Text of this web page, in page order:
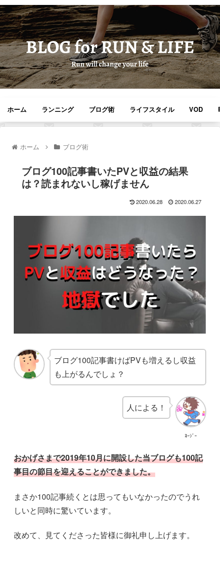
ホーム ランニング ブログ術 ライフスタイル VOD
ホーム ブログ術
ブログ100記事書いたPVと収益の結果
は？読まれないし稼げません
2020.06.28 2020.06.27
ブログ100記事書けばPVも増えるし収益
も上がるんでしょ？
ﾖｰｼﾞｰ
人による！
おかげさまで2019年10月に開設した当ブログも100記
事目の節目を迎えることができました。
まさか100記事続くとは思ってもいなかったのでうれ
しいと同時に驚いています。
改めて、見てくださった皆様に御礼申し上げます。